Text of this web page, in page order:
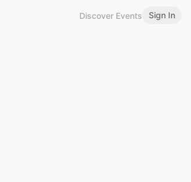
Discover Events Sign In